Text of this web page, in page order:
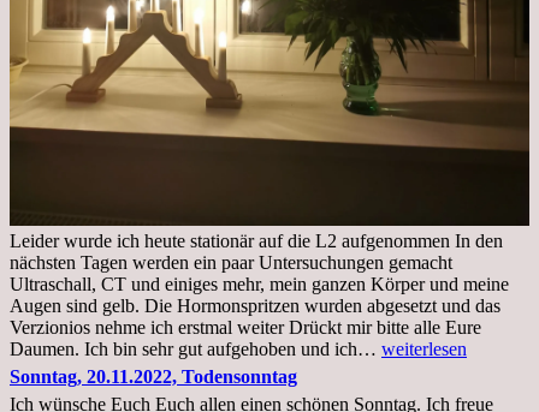
Leider wurde ich heute stationär auf die L2 aufgenommen In den
nächsten Tagen werden ein paar Untersuchungen gemacht
Ultraschall, CT und einiges mehr, mein ganzen Körper und meine
Augen sind gelb. Die Hormonspritzen wurden abgesetzt und das
Verzionios nehme ich erstmal weiter Drückt mir bitte alle Eure
Daumen. Ich bin sehr gut aufgehoben und ich… Mittwoch.
weiterlesen
Sonntag, 20.11.2022, Todensonntag
Ich wünsche Euch Euch allen einen schönen Sonntag. Ich freue